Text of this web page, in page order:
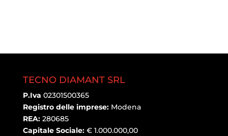
TECNO DIAMANT SRL
P.Iva 02301500365
Registro delle imprese:Modena
REA:280685
Capitale Sociale: € 1.000.000,00